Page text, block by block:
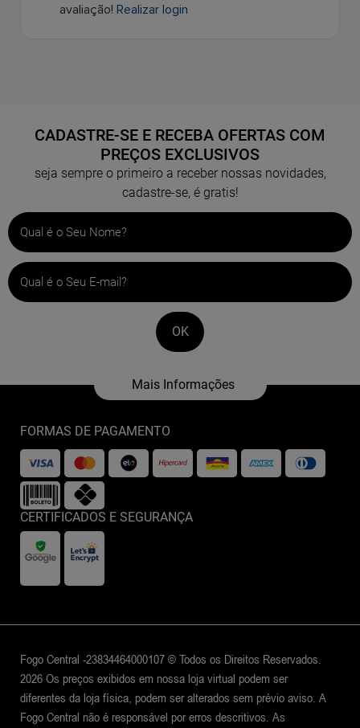
PSR2 5,5MM PRETA
Esgotado
avaliação! Realizar login
CADASTRE-SE E RECEBA OFERTAS COM
PREÇOS EXCLUSIVOS
seja sempre o primeiro a receber nossas novidades,
cadastre-se, é gratis!
OK
FORMAS DE PAGAMENTO
CERTIFICADOS E SEGURANÇA
Fogo Central -23834464000107 © Todos os Direitos Reservados.
2026 Os preços exibidos em nossa loja virtual podem ser
diferentes da loja física, podem ser alterados sem prévio aviso. A
Fogo Central não é responsável por erros descritivos. As